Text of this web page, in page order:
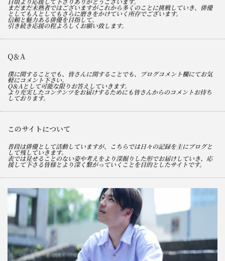
まだまだ未熟者ではございますがこれから多くのことに挑戦していき、俳優
としても人としてもさらに磨きをかけていく所存でございます。
信頼と魅力ある俳優を目指して。
引き続き応援の程よろしくお願い致します。
Q＆A
僕に関することでも、皆さんに関することでも、ブログコメント欄にてお気
軽にコメント下さい。
Q＆Aとして可能な限りお答えしていきます。
より充実したコンテンツをお届けするためにも皆さんからのコメントお待ち
しております。
このサイトについて
普段は俳優として活動していますが、こちらでは日々の記録を主にブログと
して残していきます。
表では見せることのない姿や考えをより深掘りした形でお届けしていき、応
援して下さる皆様とより深く繋がっていくことを目的としたサイトです。